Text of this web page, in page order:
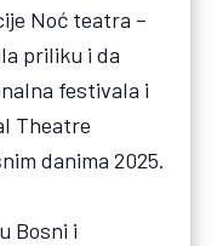
Noć teatra –
priliku i da
festivala i
Theatre
danima 2025.
Bosni i